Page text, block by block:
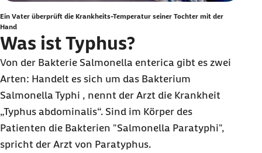
Ein Vater überprüft die Krankheits-Temperatur seiner Tochter mit der
Hand
Was ist Typhus?
Von der Bakterie Salmonella enterica gibt es zwei
Arten: Handelt es sich um das Bakterium
Salmonella Typhi , nennt der Arzt die Krankheit
„Typhus abdominalis“. Sind im Körper des
Patienten die Bakterien "Salmonella Paratyphi",
spricht der Arzt von Paratyphus.